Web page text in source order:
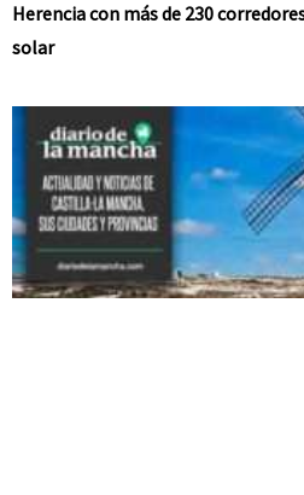
Herencia con más de 230
solar